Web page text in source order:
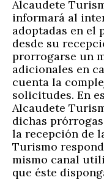
Alcaudete
informará al
adoptadas en el
desde su
prorrogarse un
adicionales en
cuenta la
solicitudes. En
Alcaudete
dichas
la recepción de
Turismo
mismo canal
que éste